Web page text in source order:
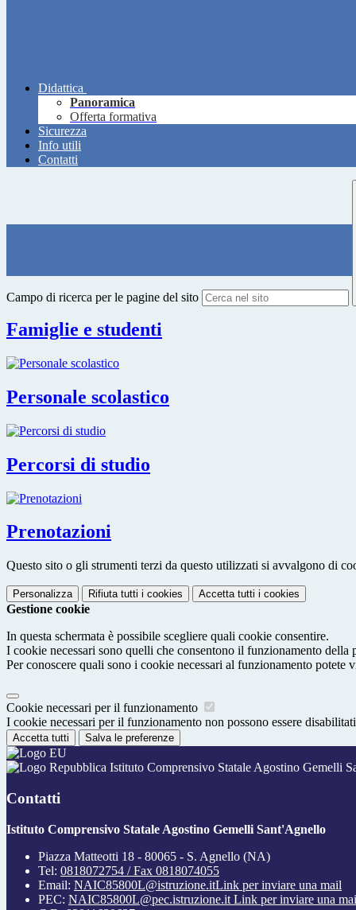
Didattica
Panoramica
Offerta formativa
Sicurezza
Info utili
Contatti
Campo di ricerca per le pagine del sito
Famiglie e studenti
Personale scolastico
Percorsi di studio
Prenotazioni
Questo sito o gli strumenti terzi da questo utilizzati si avvalgono di
Personalizza Rifiuta tutti i cookies Accetta tutti i cookies
Gestione cookie
In questa schermata è possibile scegliere quali cookie consentire.
I cookie necessari sono quelli che consentono il funzionamento
Per conoscere quali sono i cookie necessari al funzionamento potete
Cookie necessari per il funzionamento
I cookie necessari per il funzionamento non possono essere
Accetta tutti Salva le preferenze
Istituto Comprensivo Statale Agostino Gemelli
Contatti
Istituto Comprensivo Statale Agostino Gemelli Sant'Agnello
Piazza Matteotti 18 - 80065 - S. Agnello (NA)
Tel: 0818072754 / Fax 0818074055
Email: NAIC85800L@istruzione.itLink per inviare una mail
PEC: NAIC85800L@pec.istruzione.it Link per inviare una